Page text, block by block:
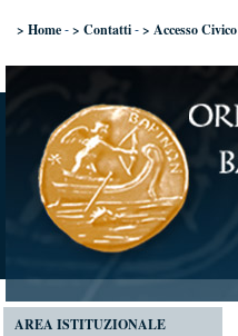
> Home - > Contatti - > Accesso Civico
AREA ISTITUZIONALE